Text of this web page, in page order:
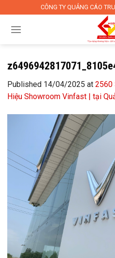
content
CÔNG TY QUẢNG CÁO
Published 14/04/2025 at 2560
Hiệu Showroom Vinfast | tại